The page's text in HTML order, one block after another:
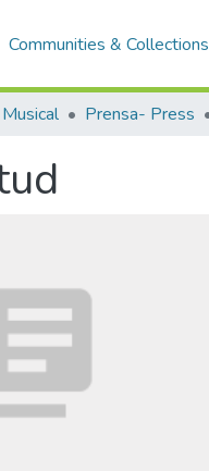
Communities & Collections
Prensa- Press